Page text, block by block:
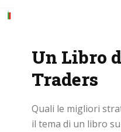
Un Libro
Traders
Quali le migliori
il tema di un libro